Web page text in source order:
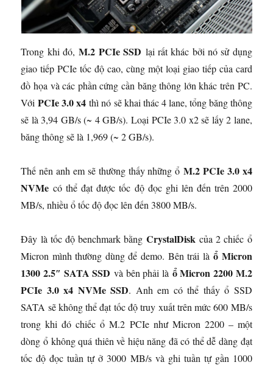
Trong khi đó,M.2 PCIe SSD lại rất khác bởi nó sử dụng
giao tiếp PCIe tốc độ cao, cùng một loại giao tiếp của card
đồ họa và các phần cứng cần băng thông lớn khác trên PC.
VớiPCIe 3.0 x4 thì nó sẽ khai thác 4 lane, tổng băng thông
sẽ là 3,94 GB/s (~ 4 GB/s). Loại PCIe 3.0 x2 sẽ lấy 2 lane,
băng thông sẽ là 1,969 (~ 2 GB/s).
Thế nên anh em sẽ thường thấy những ổM.2 PCIe 3.0 x4
NVMe có thể đạt được tốc độ đọc ghi lên đến trên 2000
MB/s, nhiều ổ tốc độ đọc lên đến 3800 MB/s.
Đây là tốc độ benchmark bằngCrystalDisk của 2 chiếc ổ
Micron mình thường dùng để demo. Bên trái làổ Micron
1300 2.5″ SATA SSD và bên phải là ổ Micron 2200 M.2
PCIe 3.0 x4 NVMe SSD. Anh em có thể thấy ổ SSD
SATA sẽ không thể đạt tốc độ truy xuất trên mức 600 MB/s
trong khi đó chiếc ổ M.2 PCIe như Micron 2200 – một
dòng ổ không quá thiên về hiệu năng đã có thể dễ dàng đạt
tốc độ đọc tuần tự ở 3000 MB/s và ghi tuần tự gần 1000